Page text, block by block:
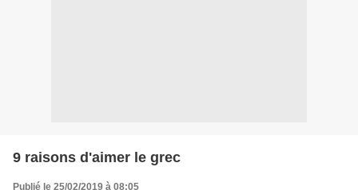
9 raisons d'aimer le grec
Publié le 25/02/2019 à 08:05